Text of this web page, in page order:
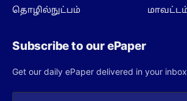
தொழில்நுட்பம்
Subscribe to our ePaper
Get our daily ePaper delivered in your inbox